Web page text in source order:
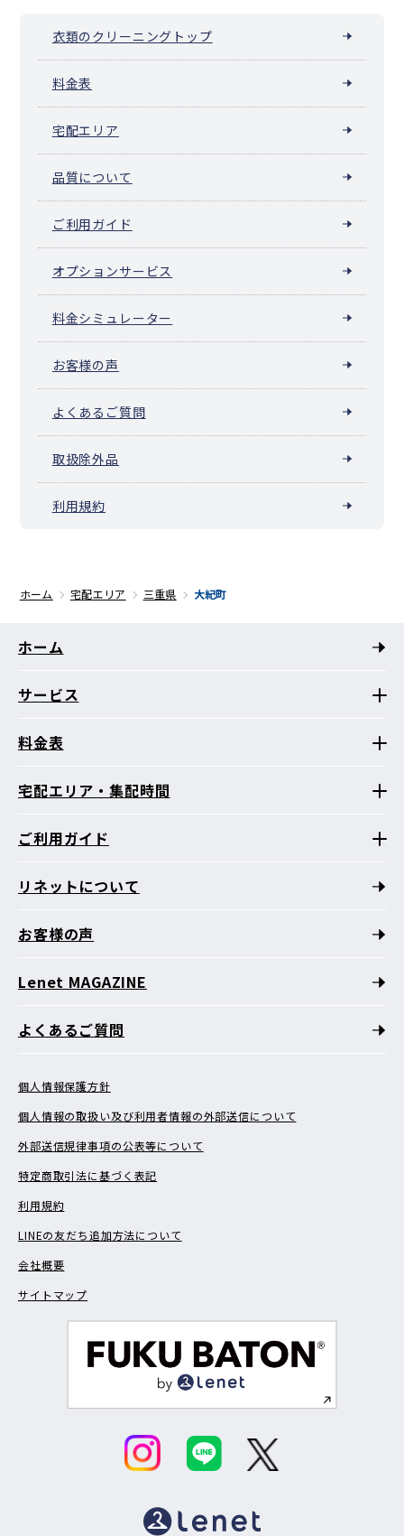
衣類のクリーニングトップ
料金表
宅配エリア
品質について
ご利用ガイド
オプションサービス
料金シミュレーター
お客様の声
よくあるご質問
取扱除外品
利用規約
ホーム 宅配エリア 三重県 大紀町
ホーム
サービス
料金表
宅配エリア・集配時間
ご利用ガイド
リネットについて
お客様の声
Lenet MAGAZINE
よくあるご質問
個人情報保護方針
個人情報の取扱い及び利用者情報の外部送信について
外部送信規律事項の公表等について
特定商取引法に基づく表記
利用規約
LINEの友だち追加方法について
会社概要
サイトマップ